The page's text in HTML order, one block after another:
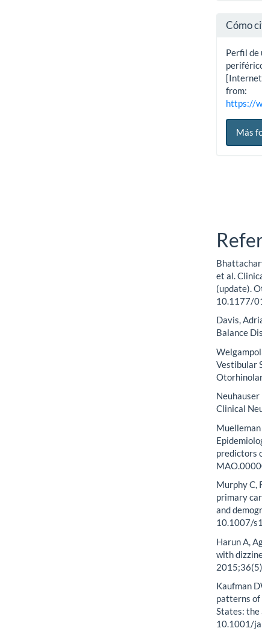
Cómo
Perfil de
from:
https://
Más
(update).
10.1177/
Davis,
Balance
Vestibular
Neuhauser
Clinical
Muelleman
predictors
Murphy C,
and
10.1007/
with
Kaufman